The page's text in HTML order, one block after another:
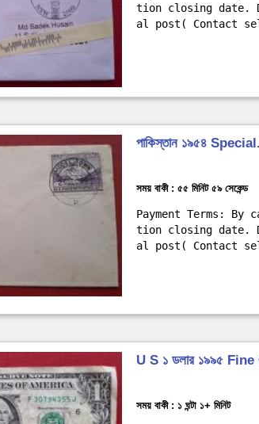
tion closing date.
al post( Contact
পাকিস্তান ১৯৫৪
সময় বাকী : ৫৫ মিনিট ৫৭ সেকেন্ড
Payment Terms:
tion closing date.
al post( Contact
U S ১ ডলার ১৯৯৫
সময় বাকী : ১ ঘন্টা ১+ মিনিট